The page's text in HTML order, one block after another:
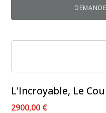
L'Incroyable, Le
2900,00 €
a
variations.
Les